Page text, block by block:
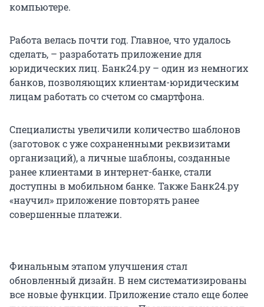
компьютере.
Работа велась почти год. Главное, что удалось
сделать, – разработать приложение для
юридических лиц. Банк24.ру – один из немногих
банков, позволяющих клиентам-юридическим
лицам работать со счетом со смартфона.
Специалисты увеличили количество шаблонов
(заготовок с уже сохраненными реквизитами
организаций), а личные шаблоны, созданные
ранее клиентами в интернет-банке, стали
доступны в мобильном банке. Также Банк24.ру
«научил» приложение повторять ранее
совершенные платежи.
Финальным этапом улучшения стал
обновленный дизайн. В нем систематизированы
все новые функции. Приложение стало еще более